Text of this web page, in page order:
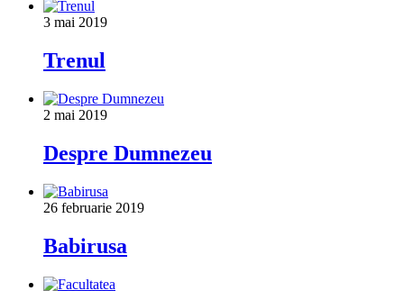
3 mai 2019
Trenul
2 mai 2019
Despre Dumnezeu
26 februarie 2019
Babirusa